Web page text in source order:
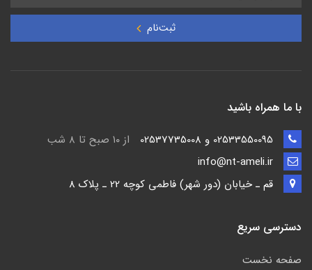
ثبت‌نام
با ما همراه باشید
از ۱۰ صبح تا ۸ شب
قم ـ خيابان (دور شهر) فاطمي كوچه 22 ـ پلاک 8
دسترسی سریع
صفحه نخست